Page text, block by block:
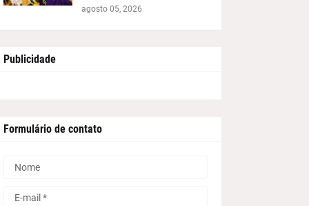
agosto 05, 2026
Publicidade
Formulário de contato